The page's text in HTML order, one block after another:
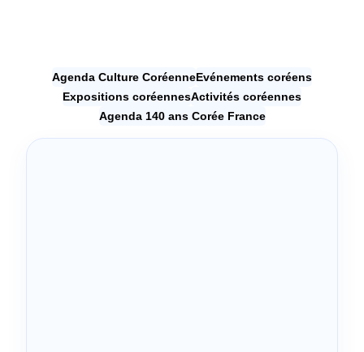
Agenda Culture CoréenneEvénements coréens
Expositions coréennesActivités coréennes
Agenda 140 ans Corée France